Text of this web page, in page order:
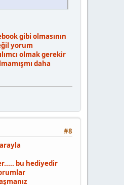
gibi olmasının
yorum
olmak gerekir
daha
#8
bu hediyedir